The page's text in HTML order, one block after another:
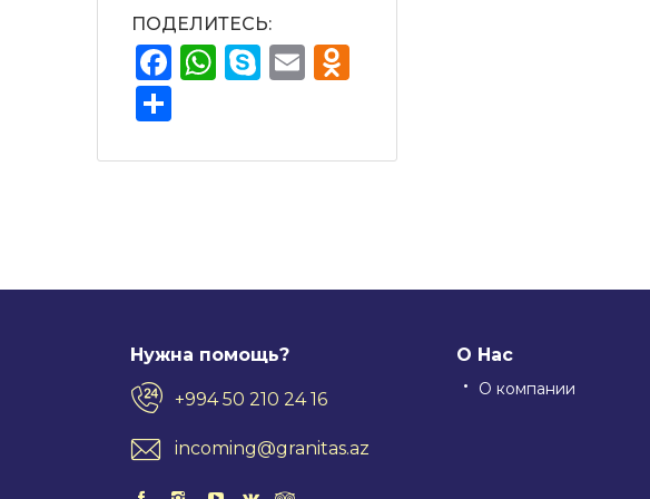
ПОДЕЛИТЕСЬ:
Facebook
WhatsApp
SkypeEmail
Нужна помощь?
+994 50 210 24 16
incoming@granitas.az
О Нас
О компании